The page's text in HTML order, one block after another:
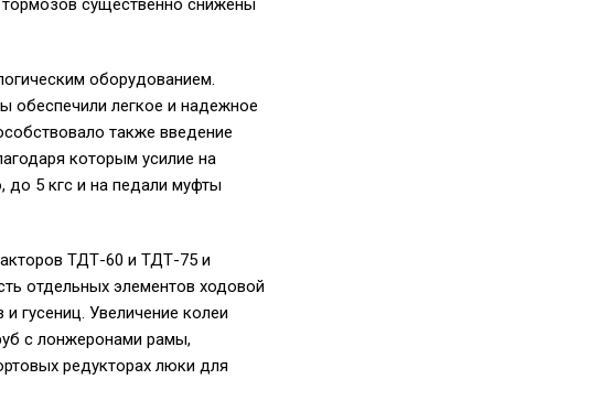
существенно снижены
оборудованием.
обеспечили легкое и надежное
также введение
которым усилие на
до 5 кгс и на педали муфты
ТДТ-60 и ТДТ-75 и
отдельных элементов ходовой
гусениц. Увеличение колеи
с лонжеронами рамы,
редукторах люки для